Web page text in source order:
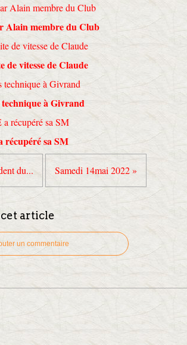
Alain membre du Club
de vitesse de Claude
à Givrand
sa SM
du... Samedi 14mai 2022 »
article
un commentaire